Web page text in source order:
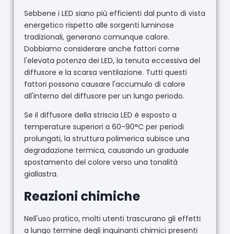
Sebbene i LED siano più efficienti dal punto di vista
energetico rispetto alle sorgenti luminose
tradizionali, generano comunque calore.
Dobbiamo considerare anche fattori come
l'elevata potenza dei LED, la tenuta eccessiva del
diffusore e la scarsa ventilazione. Tutti questi
fattori possono causare l'accumulo di calore
all'interno del diffusore per un lungo periodo.
Se il diffusore della striscia LED è esposto a
temperature superiori a 60-90°C per periodi
prolungati, la struttura polimerica subisce una
degradazione termica, causando un graduale
spostamento del colore verso una tonalità
giallastra.
Reazioni chimiche
Nell'uso pratico, molti utenti trascurano gli effetti
a lungo termine degli inquinanti chimici presenti